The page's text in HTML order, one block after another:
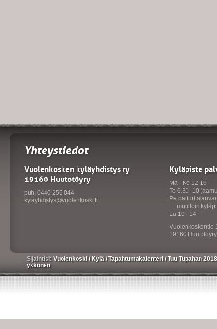
Yhteystiedot
Vuolenkosken kyläyhdistys ry
19160 Huutotöyry
puh. 0440 255 044
kylayhdistys@vuolenkoski.fi
Kyläpiste
Ma - Ke 12-16
To 6.30 -10
Pe parturi
muulloin
La 10 - 14
Vuolenkoskentie
19160 Huutotöyry
Sijaintisi:Vuolenkoski/ Kylä/Tapahtumakalenteri/Tuu Tupahan
ykkönen